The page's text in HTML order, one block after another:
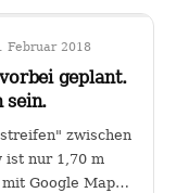
Februar 2018
geplant.
sein.
zwischen
ist nur 1,70 m
Google Maps